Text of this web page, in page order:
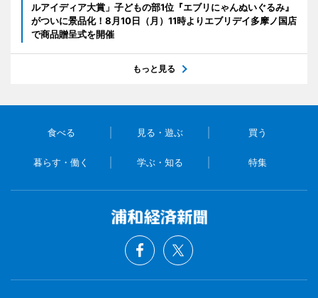
ルアイディア大賞」子どもの部1位『エブリにゃんぬいぐるみ』
がついに景品化！8月10日（月）11時よりエブリデイ多摩ノ国店
で商品贈呈式を開催
もっと見る
食べる 見る・遊ぶ 買う
暮らす・働く 学ぶ・知る 特集